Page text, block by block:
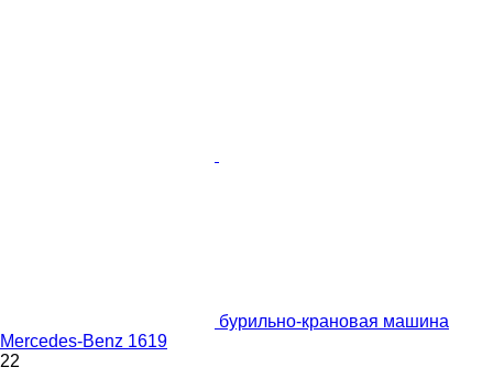
бурильно-крановая машина
Mercedes-Benz 1619
22